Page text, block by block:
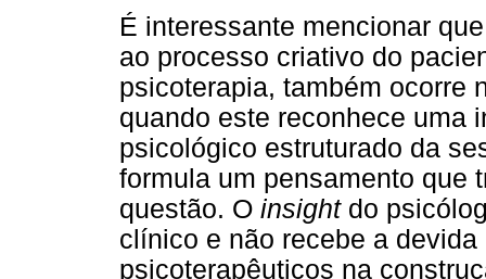
É interessante mencionar
ao processo criativo do
psicoterapia, também ocorre
quando este reconhece uma
psicológico estruturado da
formula um pensamento que
questão. O insight do
clínico e não recebe a
psicoterapêuticos na